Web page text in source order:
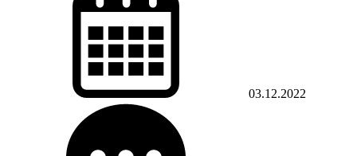
03.12.2022